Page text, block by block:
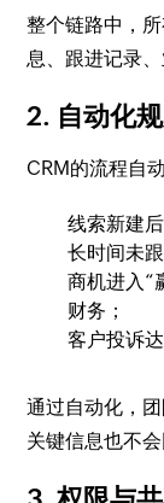
整个链路中，
息、跟进记录、
2. 自动化
CRM的流程自
线索新建
长时间未
商机进入“
财务；
客户投诉
通过自动化，
关键信息也不会